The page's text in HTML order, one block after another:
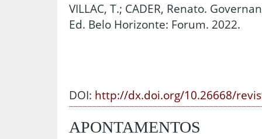
VILLAC, T.; CADER, Renato.
Ed. Belo Horizonte: Forum. 2022.
DOI: http://dx.doi.org/10.26668/
APONTAMENTOS